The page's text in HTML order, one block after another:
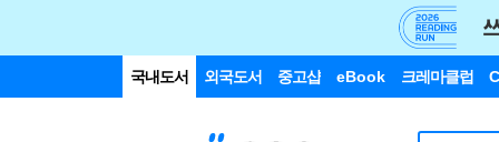
국내도서 외국도서 중고샵 eBook 크레마클럽